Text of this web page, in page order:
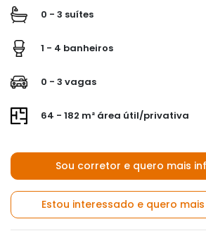
0 - 3 suítes
1 - 4 banheiros
0 - 3 vagas
64 - 182 m² área útil/privativa
Sou corretor e quero mais
Estou interessado e quero